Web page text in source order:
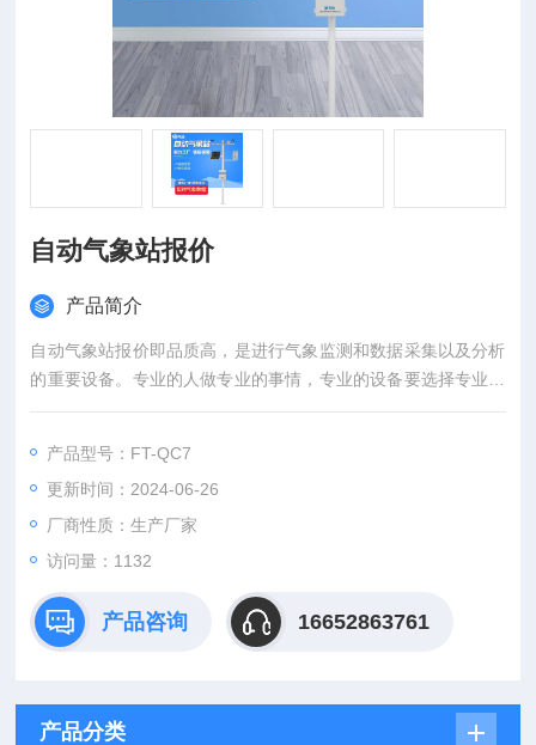
自动气象站报价
产品简介
自动气象站报价即品质高，是进行气象监测和数据采集以及分析
的重要设备。专业的人做专业的事情，专业的设备要选择专业的
厂家，支持扩展安卓屏显示、存储、扩展安卓屏支持2G数据存
仪，气象环境监测软件三分组成。
产品型号：FT-QC7
更新时间：2024-06-26
厂商性质：生产厂家
访问量：1132
产品咨询 16652863761
产品分类